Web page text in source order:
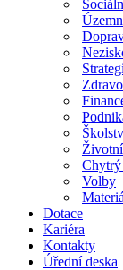
Volby
Dotace
Kariéra
Kontakty
Úřední deska